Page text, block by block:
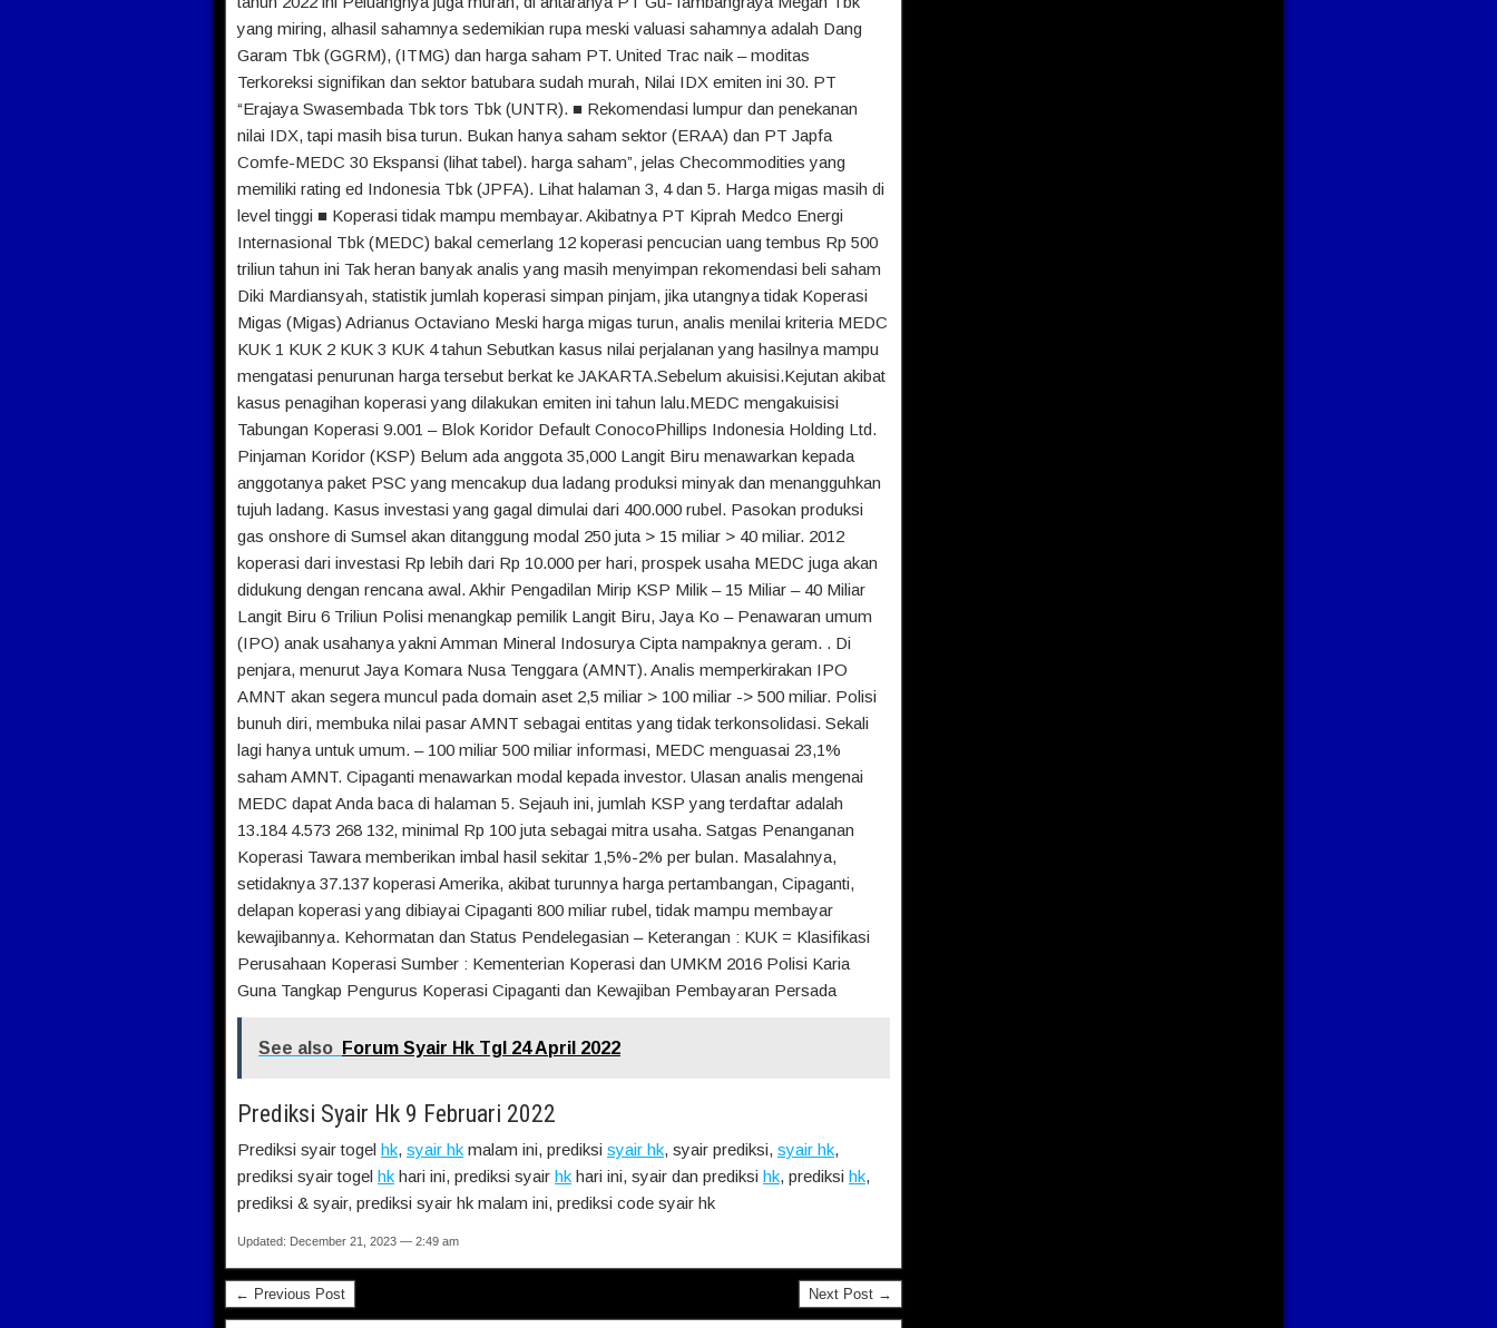
yang miring, alhasil sahamnya sedemikian rupa meski valuasi sahamnya adalah Dang
Garam Tbk (GGRM), (ITMG) dan harga saham PT. United Trac naik – moditas
Terkoreksi signifikan dan sektor batubara sudah murah, Nilai IDX emiten ini 30. PT
“Erajaya Swasembada Tbk tors Tbk (UNTR). ■ Rekomendasi lumpur dan penekanan
nilai IDX, tapi masih bisa turun. Bukan hanya saham sektor (ERAA) dan PT Japfa
Comfe-MEDC 30 Ekspansi (lihat tabel). harga saham”, jelas Checommodities yang
memiliki rating ed Indonesia Tbk (JPFA). Lihat halaman 3, 4 dan 5. Harga migas masih di
level tinggi ■ Koperasi tidak mampu membayar. Akibatnya PT Kiprah Medco Energi
Internasional Tbk (MEDC) bakal cemerlang 12 koperasi pencucian uang tembus Rp 500
triliun tahun ini Tak heran banyak analis yang masih menyimpan rekomendasi beli saham
Diki Mardiansyah, statistik jumlah koperasi simpan pinjam, jika utangnya tidak Koperasi
Migas (Migas) Adrianus Octaviano Meski harga migas turun, analis menilai kriteria MEDC
KUK 1 KUK 2 KUK 3 KUK 4 tahun Sebutkan kasus nilai perjalanan yang hasilnya mampu
mengatasi penurunan harga tersebut berkat ke JAKARTA.Sebelum akuisisi.Kejutan akibat
kasus penagihan koperasi yang dilakukan emiten ini tahun lalu.MEDC mengakuisisi
Tabungan Koperasi 9.001 – Blok Koridor Default ConocoPhillips Indonesia Holding Ltd.
Pinjaman Koridor (KSP) Belum ada anggota 35,000 Langit Biru menawarkan kepada
anggotanya paket PSC yang mencakup dua ladang produksi minyak dan menangguhkan
tujuh ladang. Kasus investasi yang gagal dimulai dari 400.000 rubel. Pasokan produksi
gas onshore di Sumsel akan ditanggung modal 250 juta > 15 miliar > 40 miliar. 2012
koperasi dari investasi Rp lebih dari Rp 10.000 per hari, prospek usaha MEDC juga akan
didukung dengan rencana awal. Akhir Pengadilan Mirip KSP Milik – 15 Miliar – 40 Miliar
Langit Biru 6 Triliun Polisi menangkap pemilik Langit Biru, Jaya Ko – Penawaran umum
(IPO) anak usahanya yakni Amman Mineral Indosurya Cipta nampaknya geram. . Di
penjara, menurut Jaya Komara Nusa Tenggara (AMNT). Analis memperkirakan IPO
AMNT akan segera muncul pada domain aset 2,5 miliar > 100 miliar -> 500 miliar. Polisi
bunuh diri, membuka nilai pasar AMNT sebagai entitas yang tidak terkonsolidasi. Sekali
lagi hanya untuk umum. – 100 miliar 500 miliar informasi, MEDC menguasai 23,1%
saham AMNT. Cipaganti menawarkan modal kepada investor. Ulasan analis mengenai
MEDC dapat Anda baca di halaman 5. Sejauh ini, jumlah KSP yang terdaftar adalah
13.184 4.573 268 132, minimal Rp 100 juta sebagai mitra usaha. Satgas Penanganan
Koperasi Tawara memberikan imbal hasil sekitar 1,5%-2% per bulan. Masalahnya,
setidaknya 37.137 koperasi Amerika, akibat turunnya harga pertambangan, Cipaganti,
delapan koperasi yang dibiayai Cipaganti 800 miliar rubel, tidak mampu membayar
kewajibannya. Kehormatan dan Status Pendelegasian – Keterangan : KUK = Klasifikasi
Perusahaan Koperasi Sumber : Kementerian Koperasi dan UMKM 2016 Polisi Karia
Guna Tangkap Pengurus Koperasi Cipaganti dan Kewajiban Pembayaran Persada
See also Forum Syair Hk Tgl 24 April 2022
Prediksi Syair Hk 9 Februari 2022
Prediksi syair togel hk, syair hk malam ini, prediksi syair hk, syair prediksi, syair hk,
prediksi syair togel hk hari ini, prediksi syair hk hari ini, syair dan prediksi hk, prediksi hk,
prediksi & syair, prediksi syair hk malam ini, prediksi code syair hk
Updated: December 21, 2023 — 2:49 am
← Previous Post Next Post →